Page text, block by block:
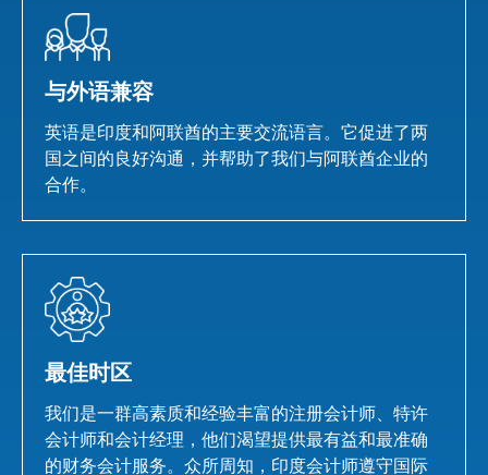
与外语兼容
英语是印度和阿联酋的主要交流语言。它促进了两
国之间的良好沟通，并帮助了我们与阿联酋企业的
合作。
最佳时区
我们是一群高素质和经验丰富的注册会计师、特许
会计师和会计经理，他们渴望提供最有益和最准确
的财务会计服务。众所周知，印度会计师遵守国际